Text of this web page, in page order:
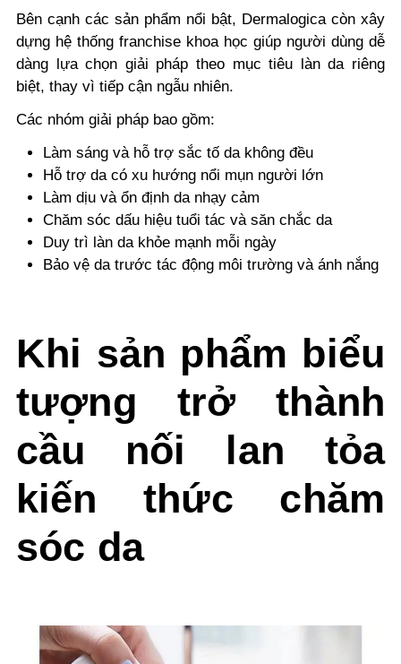
Bên cạnh các sản phẩm nổi bật, Dermalogica còn xây
dựng hệ thống franchise khoa học giúp người dùng dễ
dàng lựa chọn giải pháp theo mục tiêu làn da riêng
biệt, thay vì tiếp cận ngẫu nhiên.
Các nhóm giải pháp bao gồm:
Làm sáng và hỗ trợ sắc tố da không đều
Hỗ trợ da có xu hướng nổi mụn người lớn
Làm dịu và ổn định da nhạy cảm
Chăm sóc dấu hiệu tuổi tác và săn chắc da
Duy trì làn da khỏe mạnh mỗi ngày
Bảo vệ da trước tác động môi trường và ánh nắng
Khi sản phẩm biểu
tượng trở thành
cầu nối lan tỏa
kiến thức chăm
sóc da